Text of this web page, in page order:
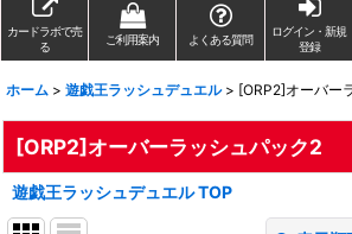
カードラボで売
る
ご利用案内 よくある質問
ログイン・新規
登録
ホーム > 遊戯王ラッシュデュエル > [ORP2]オーバー
[ORP2]オーバーラッシュパック2
遊戯王ラッシュデュエル TOP